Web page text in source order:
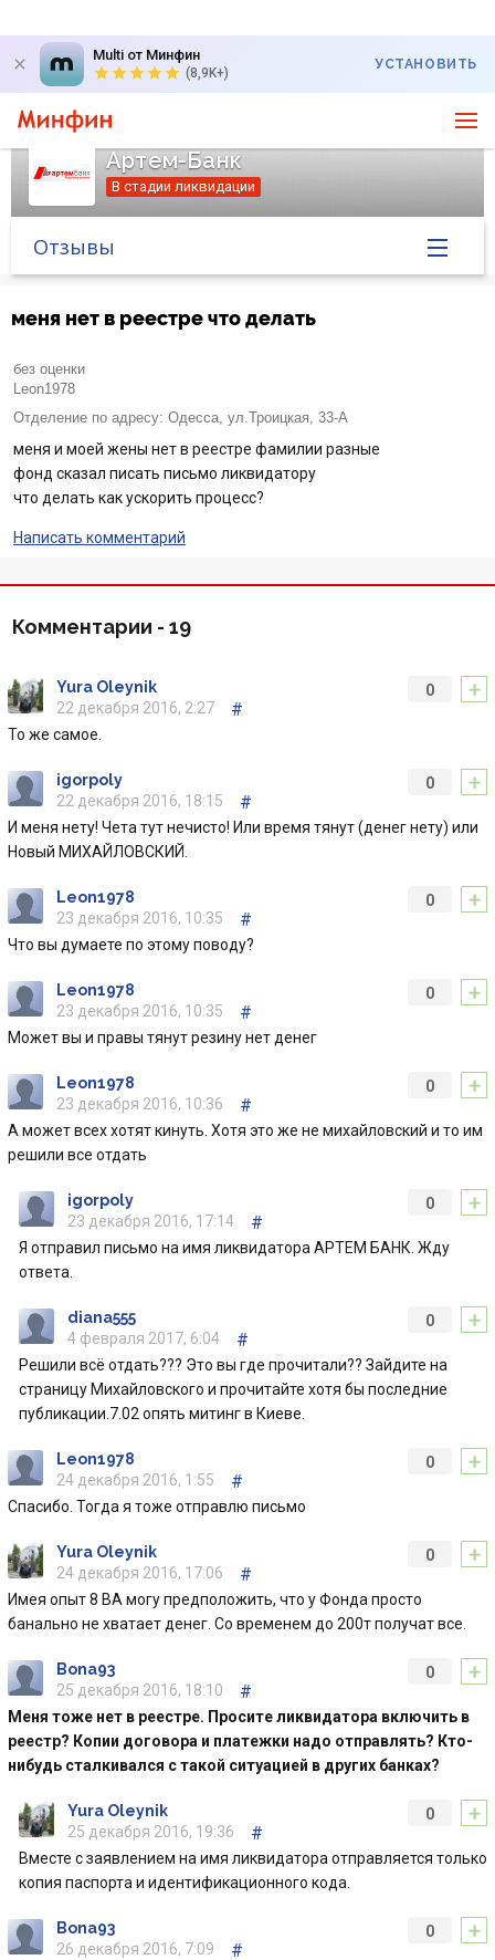
Multi от Минфин
(8,9K+)
УСТАНОВИТЬ
Артем-Банк
В стадии ликвидации
Курс валют в банке
Вопросы банку
Отзывы
Кредити для бізнеса
Карты
Отделения и банкоматы
меня нет в реестре что делать
без оценки
Leon1978
Отделение по адресу: Одесса, ул.Троицкая, 33-А
меня и моей жены нет в реестре фамилии разные
фонд сказал писать письмо ликвидатору
что делать как ускорить процесс?
Написать комментарий
Комментарии - 19
+
0
Yura Oleynik
22 декабря 2016, 2:27
#
То же самое.
+
0
igorpoly
22 декабря 2016, 18:15
#
И меня нету! Чета тут нечисто! Или время тянут (денег нету) или
Новый МИХАЙЛОВСКИЙ.
+
0
Leon1978
23 декабря 2016, 10:35
#
Что вы думаете по этому поводу?
+
0
Leon1978
23 декабря 2016, 10:35
#
Может вы и правы тянут резину нет денег
+
0
Leon1978
23 декабря 2016, 10:36
#
А может всех хотят кинуть. Хотя это же не михайловский и то им
решили все отдать
+
0
igorpoly
23 декабря 2016, 17:14
#
Я отправил письмо на имя ликвидатора АРТЕМ БАНК. Жду
ответа.
+
0
diana555
4 февраля 2017, 6:04
#
Решили всё отдать??? Это вы где прочитали?? Зайдите на
страницу Михайловского и прочитайте хотя бы последние
публикации.7.02 опять митинг в Киеве.
+
0
Leon1978
24 декабря 2016, 1:55
#
Спасибо. Тогда я тоже отправлю письмо
+
0
Yura Oleynik
24 декабря 2016, 17:06
#
Имея опыт 8 ВА могу предположить, что у Фонда просто
банально не хватает денег. Со временем до 200т получат все.
+
0
Bona93
25 декабря 2016, 18:10
#
Меня тоже нет в реестре. Просите ликвидатора включить в
реестр? Копии договора и платежки надо отправлять? Кто-
нибудь сталкивался с такой ситуацией в других банках?
+
0
Yura Oleynik
25 декабря 2016, 19:36
#
Вместе с заявлением на имя ликвидатора отправляется только
копия паспорта и идентификационного кода.
+
0
Bona93
26 декабря 2016, 7:09
#